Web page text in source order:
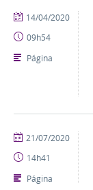
publicado
14/04/2020
09h54
Página
publicado
21/07/2020
14h41
Página